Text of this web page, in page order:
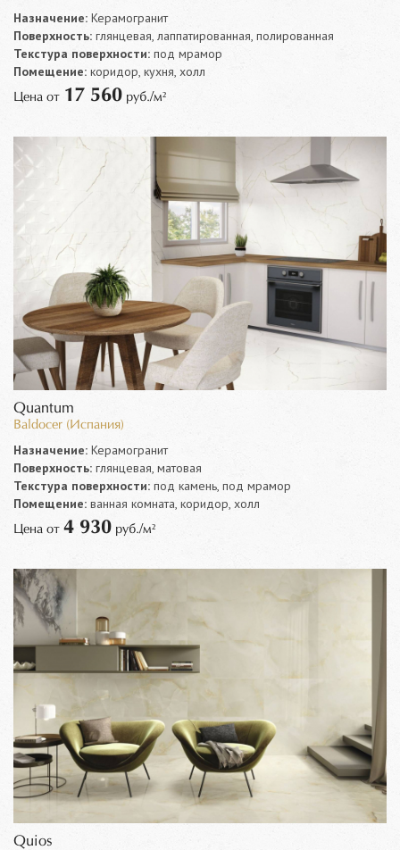
Назначение: Керамогранит
Поверхность: глянцевая, лаппатированная, полированная
Текстура поверхности: под мрамор
Помещение: коридор, кухня, холл
Цена от 17 560 руб./м²
Quantum
Baldocer (Испания)
Назначение: Керамогранит
Поверхность: глянцевая, матовая
Текстура поверхности: под камень, под мрамор
Помещение: ванная комната, коридор, холл
Цена от 4 930 руб./м²
Quios